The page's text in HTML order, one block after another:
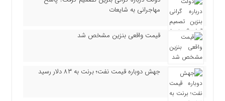
مهاجرانی به شایعات
قیمت واقعی بنزین مشخص شد
جهش دوباره قیمت نفت؛ برنت به ۸۳ دلار رسید